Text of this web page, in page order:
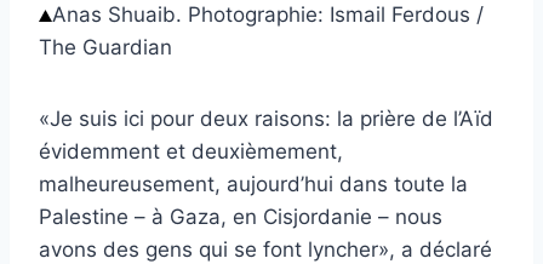
Anas Shuaib. Photographie: Ismail Ferdous /
The Guardian
«Je suis ici pour deux raisons: la prière de l’Aïd
évidemment et deuxièmement,
malheureusement, aujourd’hui dans toute la
Palestine – à Gaza, en Cisjordanie – nous
avons des gens qui se font lyncher», a déclaré